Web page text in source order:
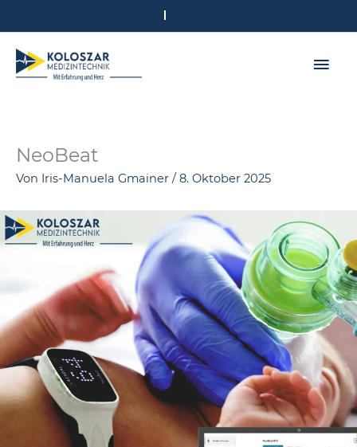
springen
NeoBeat
Von Iris-Manuela Gmainer / 8. Oktober 2025